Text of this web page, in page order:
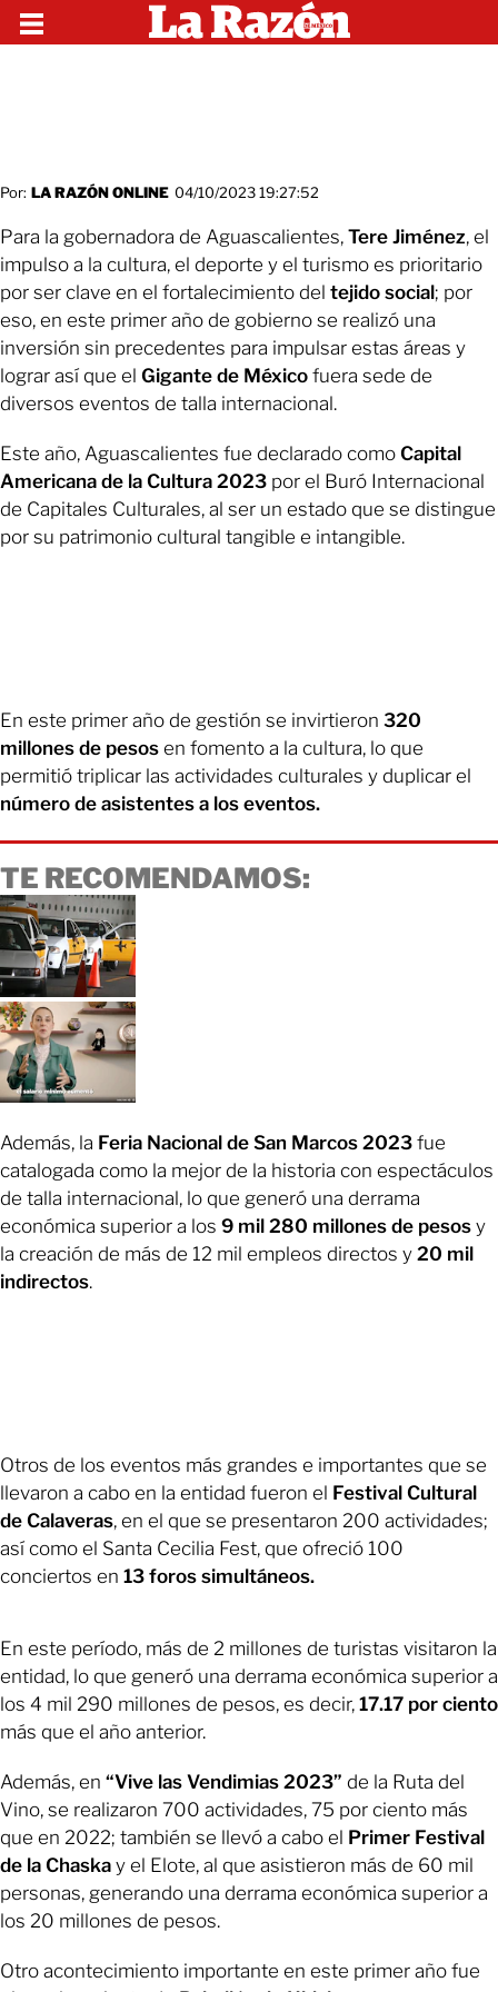
Por: LA RAZÓN ONLINE 04/10/2023 19:27:52
Para la gobernadora de Aguascalientes, Tere Jiménez, el
impulso a la cultura, el deporte y el turismo es prioritario
por ser clave en el fortalecimiento del tejido social; por
eso, en este primer año de gobierno se realizó una
inversión sin precedentes para impulsar estas áreas y
lograr así que el Gigante de México fuera sede de
diversos eventos de talla internacional.
Este año, Aguascalientes fue declarado como Capital
Americana de la Cultura 2023 por el Buró Internacional
de Capitales Culturales, al ser un estado que se distingue
por su patrimonio cultural tangible e intangible.
En este primer año de gestión se invirtieron 320
millones de pesos en fomento a la cultura, lo que
permitió triplicar las actividades culturales y duplicar el
número de asistentes a los eventos.
TE RECOMENDAMOS:
Además, la Feria Nacional de San Marcos 2023 fue
catalogada como la mejor de la historia con espectáculos
de talla internacional, lo que generó una derrama
económica superior a los 9 mil 280 millones de pesos y
la creación de más de 12 mil empleos directos y 20 mil
indirectos.
Otros de los eventos más grandes e importantes que se
llevaron a cabo en la entidad fueron el Festival Cultural
de Calaveras, en el que se presentaron 200 actividades;
así como el Santa Cecilia Fest, que ofreció 100
conciertos en 13 foros simultáneos.
En este período, más de 2 millones de turistas visitaron la
entidad, lo que generó una derrama económica superior a
los 4 mil 290 millones de pesos, es decir, 17.17 por ciento
más que el año anterior.
Además, en “Vive las Vendimias 2023” de la Ruta del
Vino, se realizaron 700 actividades, 75 por ciento más
que en 2022; también se llevó a cabo el Primer Festival
de la Chaska y el Elote, al que asistieron más de 60 mil
personas, generando una derrama económica superior a
los 20 millones de pesos.
Otro acontecimiento importante en este primer año fue